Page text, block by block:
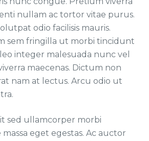
nullam ac tortor vitae purus.
odio facilisis mauris.
sem fringilla ut morbi tincidunt
integer malesuada nunc vel
maecenas. Dictum non
nam at lectus. Arcu odio ut
sed ullamcorper morbi
eget egestas. Ac auctor